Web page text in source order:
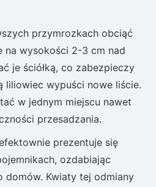
przymrozkach obciąć
na wysokości 2-3 cm nad
je ściółką, co zabezpieczy
liliowiec wypuści nowe liście.
w jednym miejscu nawet
przesadzania.
prezentuje się
ozdabiając
domów. Kwiaty tej odmiany